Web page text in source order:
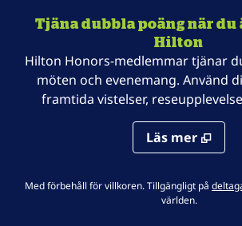
Tjäna dubbla poäng när du
Hilton
Hilton Honors-medlemmar tjänar
möten och evenemang. Använd
framtida vistelser,
Läs mer
Med förbehåll för villkoren. Tillgängligt på
världen.